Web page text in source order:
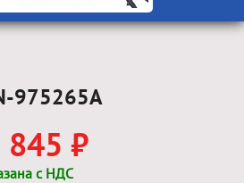
975265A
845 ₽
с НДС